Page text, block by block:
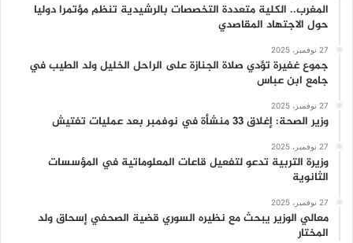
المغرب.. الكلية متعددة التخصصات بالرشيدية تنظم مؤتمرا دوليا
حول الاجتهاد المقاصدي
27 نوفمبر، 2025
جموع غفيرة تؤدي صلاة الجنازة على الراحل الخليل ولد الطيب في
جامع ابن عباس
27 نوفمبر، 2025
وزير الصحة: إغلاق 33 منشأة في نوفمبر بعد عمليات تفتيش
27 نوفمبر، 2025
وزيرة التربية تدعو لتفعيل قاعات المعلوماتية في المؤسسات
الثانوية
27 نوفمبر، 2025
معالي الوزير يبحث مع نظيره السوري قضية الصحفي إسحاق ولد
المختار